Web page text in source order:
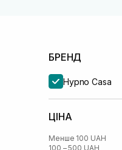
БРЕНД
Hypno Casa
ЦІНА
Менше 100 UAH
100 – 500 UAH